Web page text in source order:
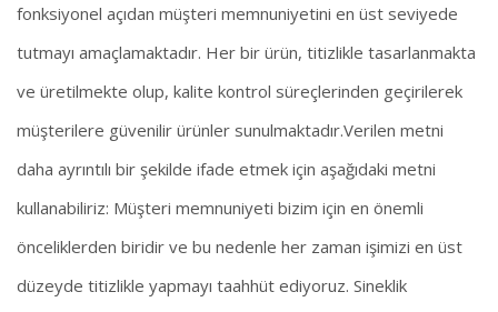
fonksiyonel açıdan müşteri memnuniyetini en üst seviyede
tutmayı amaçlamaktadır. Her bir ürün, titizlikle tasarlanmakta
ve üretilmekte olup, kalite kontrol süreçlerinden geçirilerek
müşterilere güvenilir ürünler sunulmaktadır.Verilen metni
daha ayrıntılı bir şekilde ifade etmek için aşağıdaki metni
kullanabiliriz: Müşteri memnuniyeti bizim için en önemli
önceliklerden biridir ve bu nedenle her zaman işimizi en üst
düzeyde titizlikle yapmayı taahhüt ediyoruz. Sineklik